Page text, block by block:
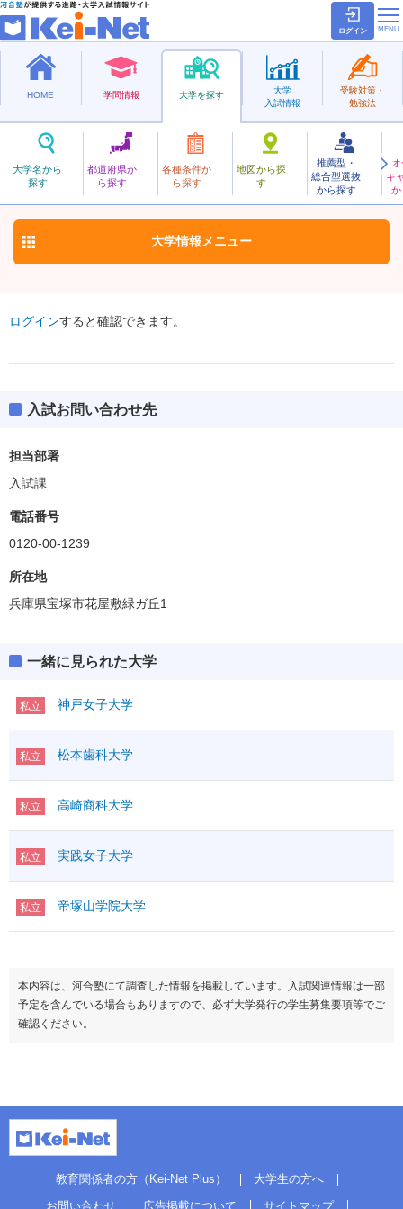
ログイン
HOME 学問情報 大学を探す
大学名から
探す
都道府県か
ら探す
各種条件か
ら探す
地図から探
す
推薦型・
総合型選抜
から探す
キ
か
大学
入試情報
受験対策・
勉強法
私立
たからづかいりょう
宝塚医療大学 お気に入り
大学情報 メニュー
ログインすると確認できます。
入試お問い合わせ先
担当部署
入試課
電話番号
0120-00-1239
所在地
兵庫県宝塚市花屋敷緑ガ丘1
一緒に見られた大学
私立 神戸女子大学
私立 松本歯科大学
私立 高崎商科大学
私立 実践女子大学
私立 帝塚山学院大学
本内容は、河合塾にて調査した情報を掲載しています。入試関連情報は一部
予定を含んでいる場合もありますので、必ず大学発行の学生募集要項等でご
確認ください。
教育関係者の方（Kei-Net Plus）
大学生の方へ
お問い合わせ
広告掲載について サイトマップ